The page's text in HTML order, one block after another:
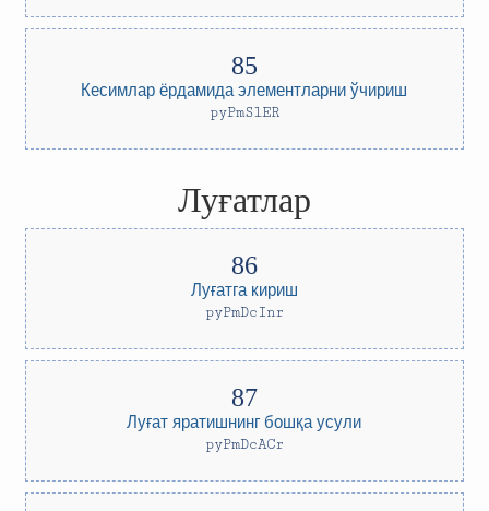
Кесимлар ёрдамида элементларни ўчириш
pyPmSlER
Луғатлар
Луғатга кириш
pyPmDcInr
Луғат яратишнинг бошқа усули
pyPmDcACr